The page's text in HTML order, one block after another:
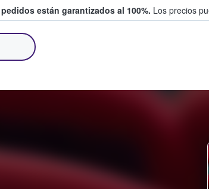
están garantizados al 100%. Los precios